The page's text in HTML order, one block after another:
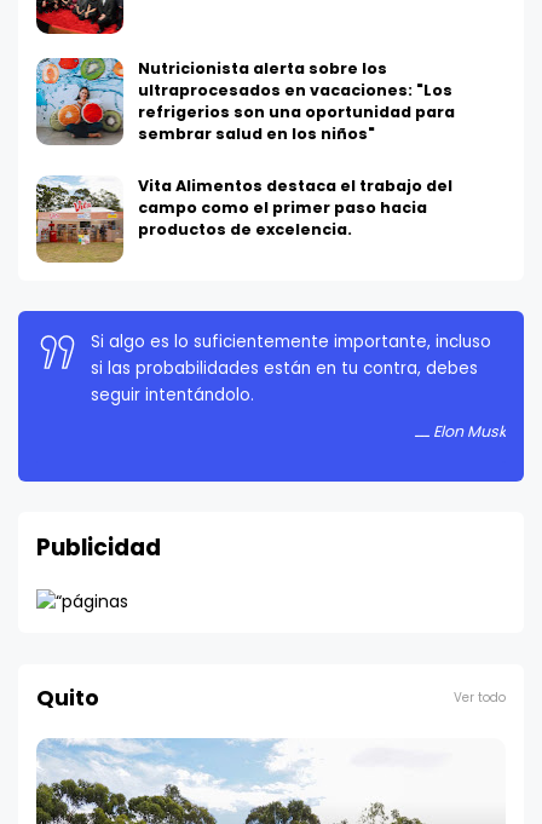
Nutricionista alerta sobre los
ultraprocesados en vacaciones: "Los
refrigerios son una oportunidad para
sembrar salud en los niños"
Vita Alimentos destaca el trabajo del
campo como el primer paso hacia
productos de excelencia.
La persistencia es muy importante. No debes
rendirte a menos que estés obligado a rendirte.
Publicidad
Quito Ver todo